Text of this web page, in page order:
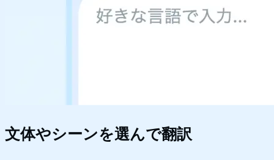
文体やシーンを選んで翻訳